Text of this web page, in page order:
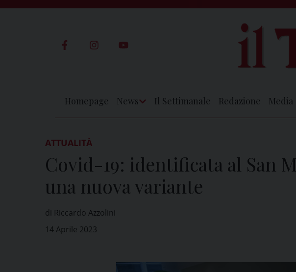
Homepage News Il Settimanale Redazione Media
ATTUALITÀ
Covid-19: identificata al San
una nuova variante
di Riccardo Azzolini
14 Aprile 2023